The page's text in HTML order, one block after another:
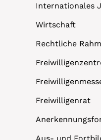
Internationales
Wirtschaft
Rechtliche
Freiwilligenrat